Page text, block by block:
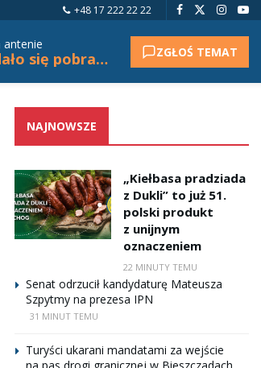
+48 17 222 22 22
antenie
Nie udało się pobrać tytułu. ZGŁOŚ TEMAT
NAJNOWSZE
„Kiełbasa pradziada
z Dukli” to już 51.
polski produkt
z unijnym
oznaczeniem
22 MINUTY TEMU
Senat odrzucił kandydaturę Mateusza
Szpytmy na prezesa IPN
31 MINUT TEMU
Turyści ukarani mandatami za wejście